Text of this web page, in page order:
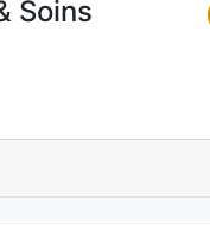
Soins